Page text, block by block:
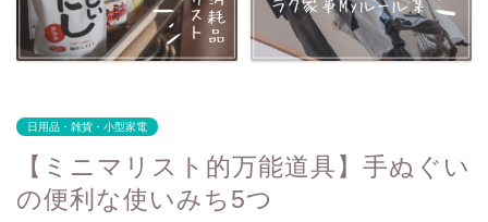
日用品・雑貨・小型家電
【ミニマリスト的万能道具】手ぬぐい
の便利な使いみち5つ